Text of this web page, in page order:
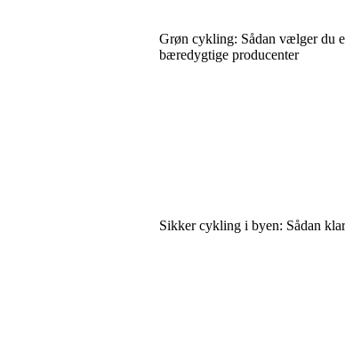
Grøn cykling: Sådan vælger du
bæredygtige producenter
Sikker cykling i byen: Sådan